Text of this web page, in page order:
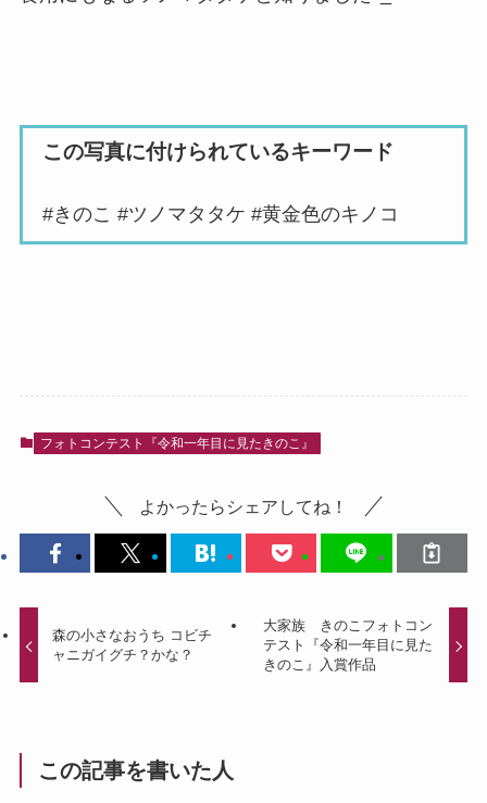
この写真に付けられているキーワード
#きのこ #ツノマタタケ #黄金色のキノコ
フォトコンテスト『令和一年目に見たきのこ』
よかったらシェアしてね！
森の小さなおうち コビチ
ャニガイグチ？かな？
大家族 きのこフォトコン
テスト『令和一年目に見た
きのこ』入賞作品
この記事を書いた人